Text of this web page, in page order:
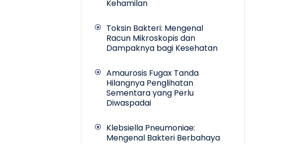
Kehamilan
Toksin Bakteri: Mengenal
Racun Mikroskopis dan
Dampaknya bagi Kesehatan
Amaurosis Fugax Tanda
Hilangnya Penglihatan
Sementara yang Perlu
Diwaspadai
Klebsiella Pneumoniae:
Mengenal Bakteri Berbahaya